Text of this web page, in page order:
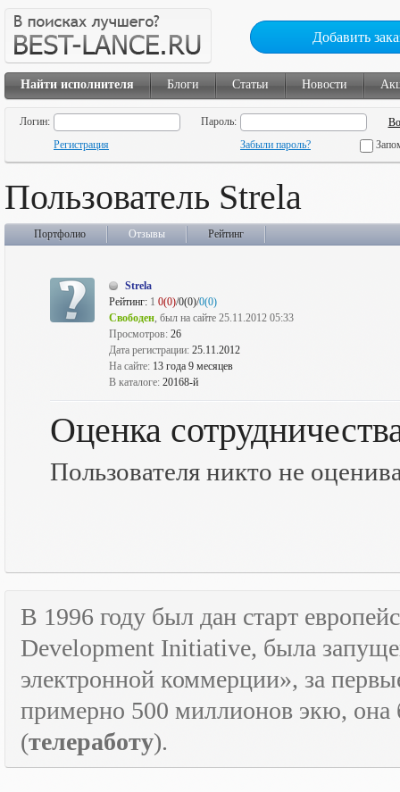
Добавить
Найти исполнителя Блоги Статьи Новости
Логин:
Пароль:
Регистрация
Забыли пароль?
Пользователь Strela
Портфолио Отзывы Рейтинг
Strela
Рейтинг: 1 0(0)/0(0)/0(0)
Свободен, был на сайте 25.11.2012 05:33
Просмотров: 26
Дата регистрации: 25.11.2012
На сайте: 13 года 9 месяцев
В каталоге: 20168-й
Оценка
Пользователя никто не
В 1996 году был дан старт
Development Initiative, была
электронной коммерции», за
примерно 500 миллионов экю, она
(телеработу).